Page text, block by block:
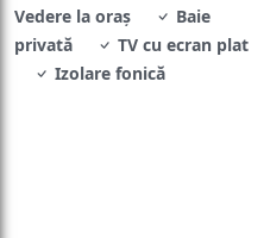
Vedere la oraș
Baie
privată
TV cu ecran plat
Izolare fonică